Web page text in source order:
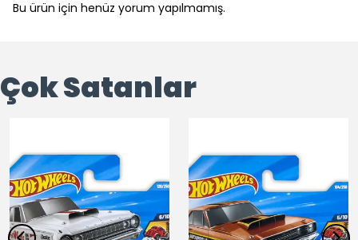
Bu ürün için henüz yorum yapılmamış.
Çok Satanlar